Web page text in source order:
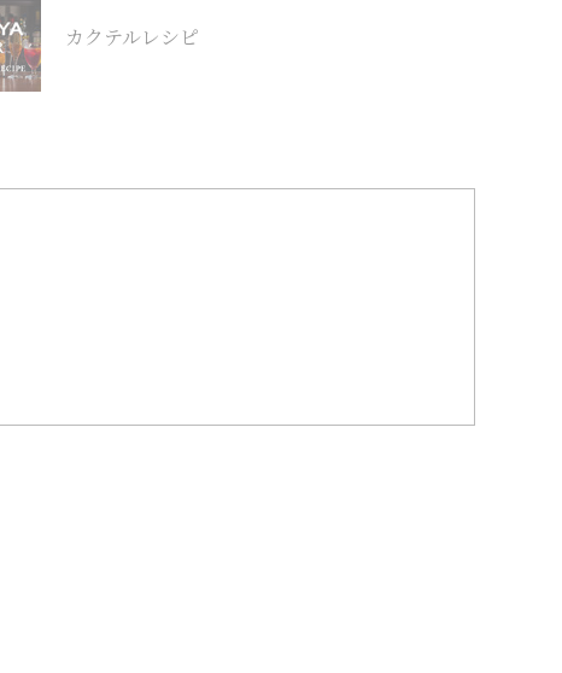
カクテルレシピ